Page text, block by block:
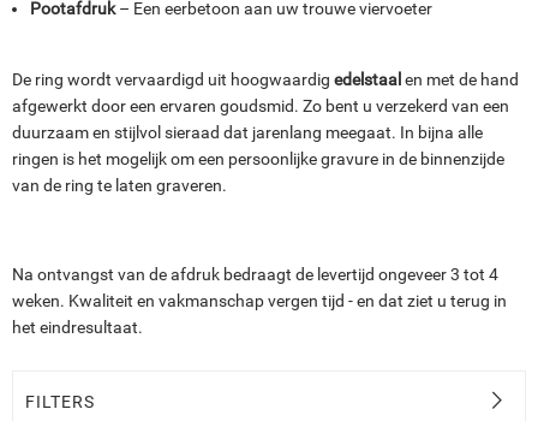
Pootafdruk– Een eerbetoon aan uw trouwe viervoeter
De ring wordt vervaardigd uit hoogwaardig edelstaal en met de hand
afgewerkt door een ervaren goudsmid. Zo bent u verzekerd van een
duurzaam en stijlvol sieraad dat jarenlang meegaat. In bijna alle
ringen is het mogelijk om een persoonlijke gravure in de binnenzijde
van de ring te laten graveren.
Na ontvangst van de afdruk bedraagt de levertijd ongeveer 3 tot 4
weken. Kwaliteit en vakmanschap vergen tijd - en dat ziet u terug in
het eindresultaat.
FILTERS